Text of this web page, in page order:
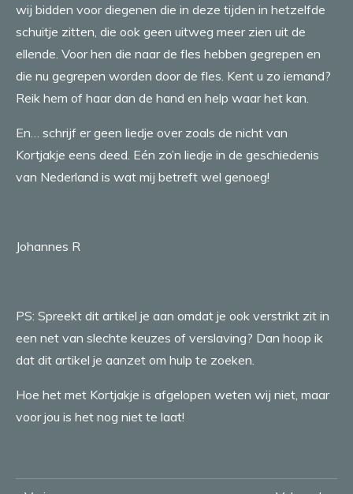
wij bidden voor diegenen die in deze tijden in hetzelfde
schuitje zitten, die ook geen uitweg meer zien uit de
ellende. Voor hen die naar de fles hebben gegrepen en
die nu gegrepen worden door de fles. Kent u zo iemand?
Reik hem of haar dan de hand en help waar het kan.
En… schrijf er geen liedje over zoals de nicht van
Kortjakje eens deed. Eén zo’n liedje in de geschiedenis
van Nederland is wat mij betreft wel genoeg!
Johannes R
PS: Spreekt dit artikel je aan omdat je ook verstrikt zit in
een net van slechte keuzes of verslaving? Dan hoop ik
dat dit artikel je aanzet om hulp te zoeken.
Hoe het met Kortjakje is afgelopen weten wij niet, maar
voor jou is het nog niet te laat!